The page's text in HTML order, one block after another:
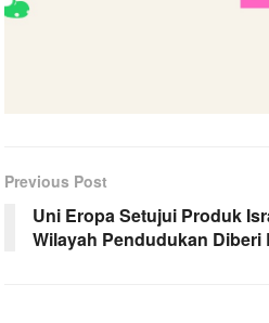
Previous Post
Uni Eropa Setujui Produk
Wilayah Pendudukan Diberi